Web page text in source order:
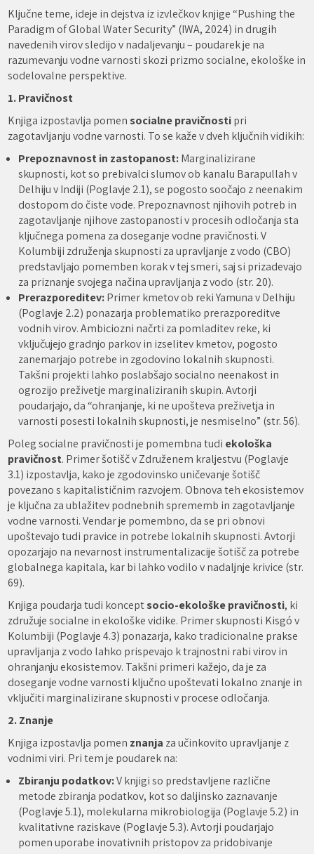
Ključne teme, ideje in dejstva iz izvlečkov knjige “Pushing the
Paradigm of Global Water Security” (IWA, 2024) in drugih
navedenih virov sledijo v nadaljevanju – poudarek je na
razumevanju vodne varnosti skozi prizmo socialne, ekološke in
sodelovalne perspektive.
1. Pravičnost
Knjiga izpostavlja pomensocialne pravičnostipri
zagotavljanju vodne varnosti. To se kaže v dveh ključnih vidikih:
Prepoznavnost in zastopanost:Marginalizirane
skupnosti, kot so prebivalci slumov ob kanalu Barapullah v
Delhiju v Indiji (Poglavje 2.1), se pogosto soočajo z neenakim
dostopom do čiste vode. Prepoznavnost njihovih potreb in
zagotavljanje njihove zastopanosti v procesih odločanja sta
ključnega pomena za doseganje vodne pravičnosti. V
Kolumbiji združenja skupnosti za upravljanje z vodo (CBO)
predstavljajo pomemben korak v tej smeri, saj si prizadevajo
za priznanje svojega načina upravljanja z vodo (str. 20).
Prerazporeditev:Primer kmetov ob reki Yamuna v Delhiju
(Poglavje 2.2) ponazarja problematiko prerazporeditve
vodnih virov. Ambiciozni načrti za pomladitev reke, ki
vključujejo gradnjo parkov in izselitev kmetov, pogosto
zanemarjajo potrebe in zgodovino lokalnih skupnosti.
Takšni projekti lahko poslabšajo socialno neenakost in
ogrozijo preživetje marginaliziranih skupin. Avtorji
poudarjajo, da “ohranjanje, ki ne upošteva preživetja in
varnosti posesti lokalnih skupnosti, je nesmiselno” (str. 56).
Poleg socialne pravičnosti je pomembna tudi ekološka
pravičnost. Primer šotišč v Združenem kraljestvu (Poglavje
3.1) izpostavlja, kako je zgodovinsko uničevanje šotišč
povezano s kapitalističnim razvojem. Obnova teh ekosistemov
je ključna za ublažitev podnebnih sprememb in zagotavljanje
vodne varnosti. Vendar je pomembno, da se pri obnovi
upoštevajo tudi pravice in potrebe lokalnih skupnosti. Avtorji
opozarjajo na nevarnost instrumentalizacije šotišč za potrebe
globalnega kapitala, kar bi lahko vodilo v nadaljnje krivice (str.
69).
Knjiga poudarja tudi konceptsocio-ekološke pravičnosti, ki
združuje socialne in ekološke vidike. Primer skupnosti Kisgó v
Kolumbiji (Poglavje 4.3) ponazarja, kako tradicionalne prakse
upravljanja z vodo lahko prispevajo k trajnostni rabi virov in
ohranjanju ekosistemov. Takšni primeri kažejo, da je za
doseganje vodne varnosti ključno upoštevati lokalno znanje in
vključiti marginalizirane skupnosti v procese odločanja.
2. Znanje
Knjiga izpostavlja pomen znanja za učinkovito upravljanje z
vodnimi viri. Pri tem je poudarek na:
Zbiranju podatkov:V knjigi so predstavljene različne
metode zbiranja podatkov, kot so daljinsko zaznavanje
(Poglavje 5.1), molekularna mikrobiologija (Poglavje 5.2) in
kvalitativne raziskave (Poglavje 5.3). Avtorji poudarjajo
pomen uporabe inovativnih pristopov za pridobivanje